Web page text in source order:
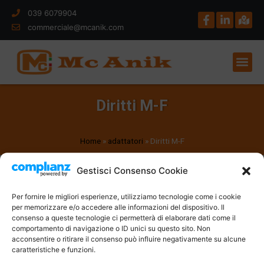
Gestisci Consenso Cookie
Per fornire le migliori esperienze, utilizziamo tecnologie come i cookie
per memorizzare e/o accedere alle informazioni del dispositivo. Il
consenso a queste tecnologie ci permetterà di elaborare dati come il
comportamento di navigazione o ID unici su questo sito. Non
acconsentire o ritirare il consenso può influire negativamente su alcune
caratteristiche e funzioni.
039 6079904
commerciale@mcanik.com
Diritti M-F
Home» adattatori » Diritti M-F